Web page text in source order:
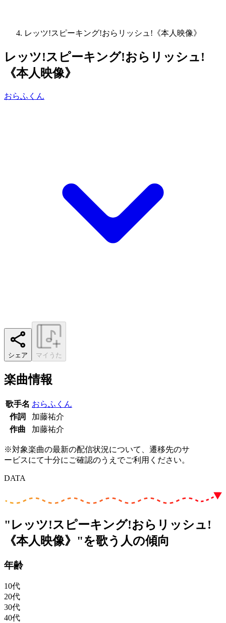
レッツ!スピーキング!おらリッシュ!《本人映像》
レッツ!スピーキング!おらリッシュ!
《本人映像》
おらふくん
シェア マイうた
楽曲情報
歌手名 おらふくん
作詞
加藤祐介
作曲
加藤祐介
※対象楽曲の最新の配信状況について、遷移先のサ
ービスにて十分にご確認のうえでご利用ください。
DATA
"レッツ!スピーキング!おらリッシュ!
《本人映像》"を歌う人の傾向
年齢
10代
20代
30代
40代